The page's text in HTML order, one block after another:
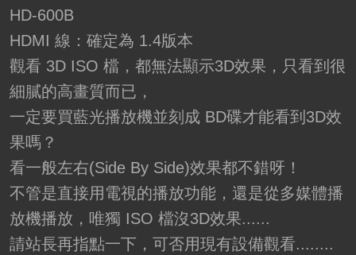
HD-600B
HDMI 線：確定為 1.4版本
觀看 3D ISO 檔，都無法顯示3D效果，只看到很
細膩的高畫質而已，
一定要買藍光播放機並刻成 BD碟才能看到3D效
果嗎？
看一般左右(Side By Side)效果都不錯呀！
不管是直接用電視的播放功能，還是從多媒體播
放機播放，唯獨 ISO 檔沒3D效果......
請站長再指點一下，可否用現有設備觀看........